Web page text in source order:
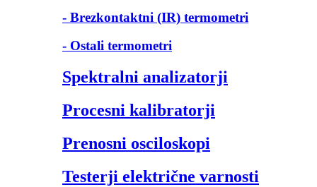
- Brezkontaktni (IR) termometri
- Ostali termometri
Spektralni analizatorji
Procesni kalibratorji
Prenosni osciloskopi
Testerji električne varnosti